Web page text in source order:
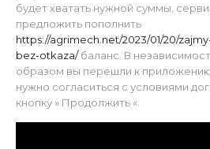
будет хватать нужной суммы,
предложить пополнить
https://agrimech.net/2023/01/20/
bez-otkaza/баланс. В
образом вы перешли к
нужно согласиться с условиями
кнопку » Продолжить «.